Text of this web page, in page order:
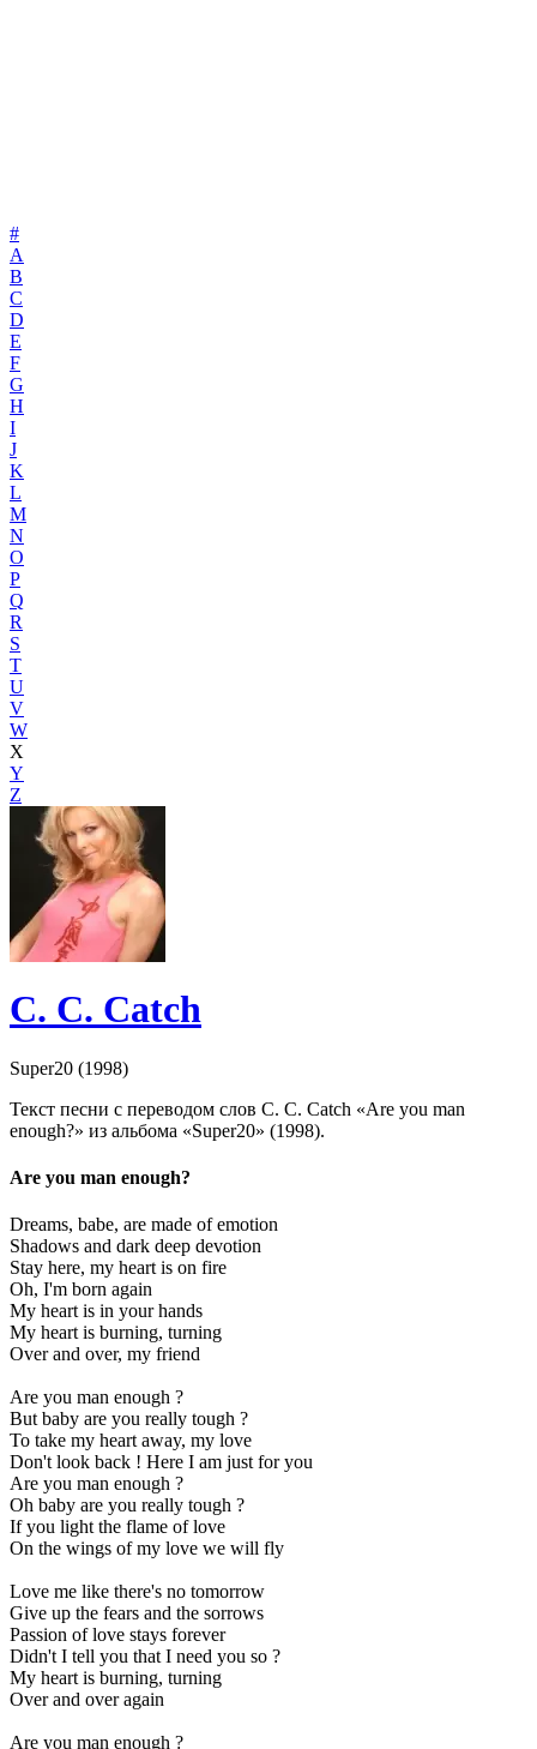
#
A
B
C
D
E
F
G
H
I
J
K
L
M
N
O
P
Q
R
S
T
U
V
W
X
Y
Z
C. C. Catch
Super20 (1998)
Текст песни с переводом слов C. C. Catch «Are you man
enough?» из альбома «Super20» (1998).
Are you man enough?
Dreams, babe, are made of emotion
Shadows and dark deep devotion
Stay here, my heart is on fire
Oh, I'm born again
My heart is in your hands
My heart is burning, turning
Over and over, my friend
Are you man enough ?
But baby are you really tough ?
To take my heart away, my love
Don't look back ! Here I am just for you
Are you man enough ?
Oh baby are you really tough ?
If you light the flame of love
On the wings of my love we will fly
Love me like there's no tomorrow
Give up the fears and the sorrows
Passion of love stays forever
Didn't I tell you that I need you so ?
My heart is burning, turning
Over and over again
Are you man enough ?